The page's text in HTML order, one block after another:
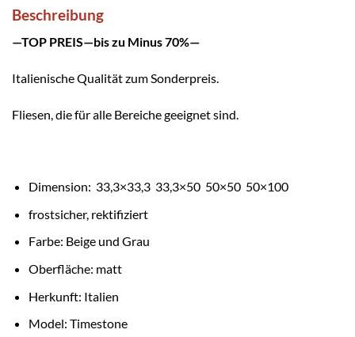
Beschreibung
—TOP PREIS—bis zu Minus 70%—
Italienische Qualität zum Sonderpreis.
Fliesen, die für alle Bereiche geeignet sind.
Dimension: 33,3×33,3 33,3×50 50×50 50×100
frostsicher, rektifiziert
Farbe: Beige und Grau
Oberfläche: matt
Herkunft: Italien
Model: Timestone